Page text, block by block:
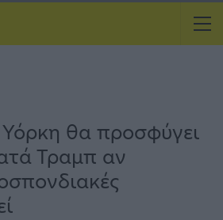
θα προσφύγει
Τραμπ αν